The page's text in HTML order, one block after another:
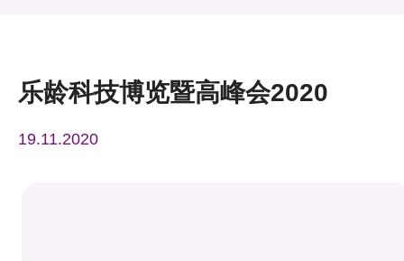
乐龄科技博览暨高峰会2020
19.11.2020